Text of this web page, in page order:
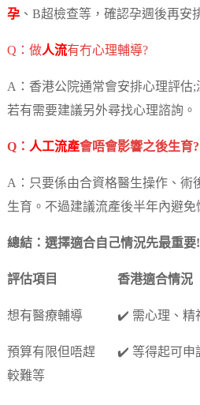
孕、B超檢查等，確認孕週後再安
Q：做人流有冇心理輔導?
A：香港公院通常會安排心理評估;
若有需要建議另外尋找心理諮詢。
Q： 人工流產會唔會影響之後生育?
A：只要係由合資格醫生操作、術
生育。不過建議流產後半年內避免
總結：選擇適合自己情況先最重要!
評估項目 香港適合情
想有醫療輔導 ✔️ 需心理、精
預算有限但唔趕 ✔️ 等得起可
較難等